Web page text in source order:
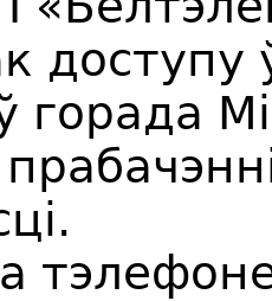
доступу
горада